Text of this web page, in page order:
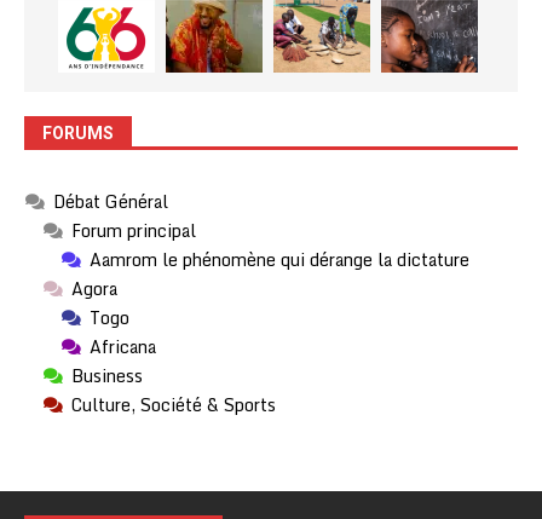
FORUMS
Débat Général
Forum principal
Aamrom le phénomène qui dérange la dictature
Agora
Togo
Africana
Business
Culture, Société & Sports